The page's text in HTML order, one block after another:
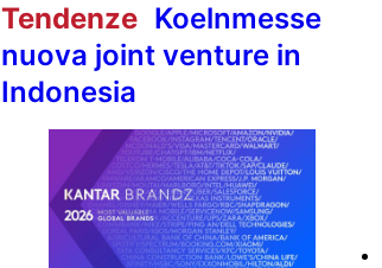
Tendenze Koelnmesse
nuova joint venture in
Indonesia